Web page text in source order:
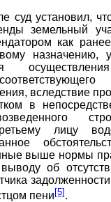
суд установил,
земельный
как
назначению,
вследствие
в
лицу
выше нормы
об
пени[5].